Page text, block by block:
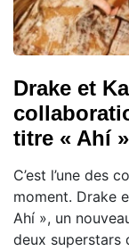
Drake et
titre « Ahí »
C’est l’une des
moment. Drake
Ahí », un
deux superstars